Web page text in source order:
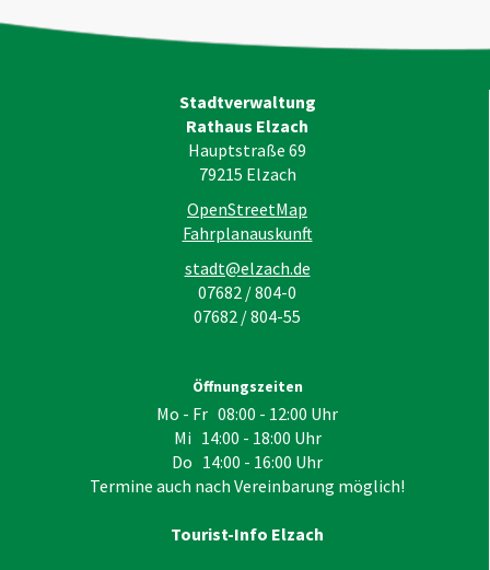
Stadtverwaltung
Rathaus Elzach
Hauptstraße 69
79215 Elzach
OpenStreetMap
Fahrplanauskunft
stadt@elzach.de
07682 / 804-0
07682 / 804-55
Öffnungszeiten
Mo - Fr 08:00 - 12:00 Uhr
Mi 14:00 - 18:00 Uhr
Do 14:00 - 16:00 Uhr
Termine auch nach Vereinbarung möglich!
Tourist-Info Elzach